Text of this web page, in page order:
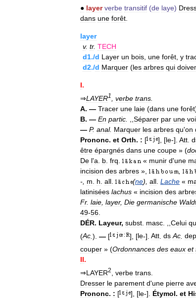
● layer verbe transitif (de laye)
dans une forêt
layer
v. tr. TECH
d1./d Layer un bois une forêt y
d2./d Marquer (les arbres qui
I.
⇒LAYER1 verbe trans
A. — Tracer une laie (dans une forêt
B. — En partic Séparer par une
— P. anal. Marquer les arbres qu'on
Prononc. et Orth. : [ ], [le-]. Att
être épargnés dans une coupe » (
De l'a b frq « munir d'une
incision des arbres »,
-, m h all (ne), all Lache «
latinisées lachus « incision des
Fr. laie layer, Die germanische
49-56
DÉR. Layeur, subst masc Celui
(Ac ). — [ ], [le-]. Att ds Ac dep
couper » (Ordonnances des eaux et
II.
⇒LAYER2 verbe trans
Dresser le parement d'une pierre
Prononc. : [ ], [le-]. Étymol. et